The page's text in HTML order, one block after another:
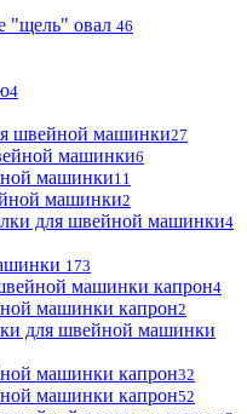
"щель" овал 46
4
швейной машинки27
машинки6
машинки11
машинки2
для швейной машинки4
173
машинки капрон4
машинки капрон2
для швейной машинки
машинки капрон32
машинки капрон52